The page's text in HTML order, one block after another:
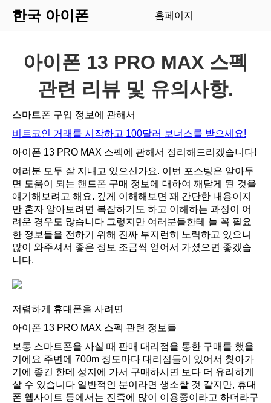
한국 아이폰 홈페이지
아이폰 13 PRO MAX 스펙
관련 리뷰 및 유의사항.
스마트폰 구입 정보에 관해서
비트코인 거래를 시작하고 100달러 보너스를 받으세요!
아이폰 13 PRO MAX 스펙에 관해서 정리해드리겠습니다!
여러분 모두 잘 지내고 있으신가요. 이번 포스팅은 알아두
면 도움이 되는 핸드폰 구매 정보에 대하여 깨닫게 된 것을
얘기해보려고 해요. 깊게 이해해보면 꽤 간단한 내용이지
만 혼자 알아보려면 복잡하기도 하고 이해하는 과정이 어
려운 경우도 많습니다 그렇지만 여러분들한테 늘 꼭 필요
한 정보들을 전하기 위해 진짜 부지런히 노력하고 있으니
많이 와주셔서 좋은 정보 조금씩 얻어서 가셨으면 좋겠습
니다.
저렴하게 휴대폰을 사려면
아이폰 13 PRO MAX 스펙 관련 정보들
보통 스마트폰을 사실 때 판매 대리점을 통한 구매를 했을
거에요 주변에 700m 정도마다 대리점들이 있어서 찾아가
기에 좋긴 한데 성지에 가서 구매하시면 보다 더 유리하게
살 수 있습니다 일반적인 분이라면 생소할 것 같지만, 휴대
폰 웹사이트 등에서는 진즉에 많이 이용중이라고 하더라구